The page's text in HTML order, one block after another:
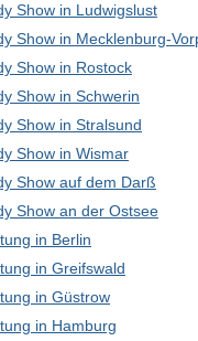
Show in Ludwigslust
Show in Mecklenburg-
Show in Rostock
Show in Schwerin
Show in Stralsund
Show in Wismar
Show auf dem Darß
Show an der Ostsee
in Berlin
in Greifswald
in Güstrow
in Hamburg